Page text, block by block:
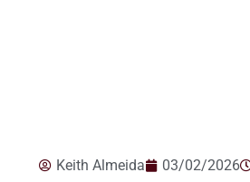
Keith Almeida 03/02/2026